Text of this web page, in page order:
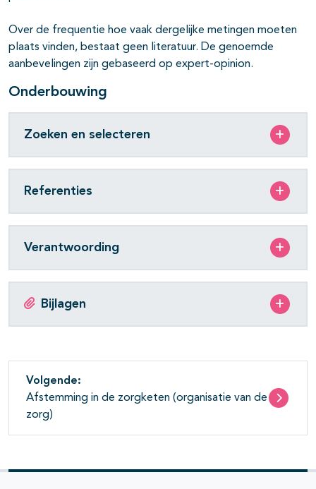
Over de frequentie hoe vaak dergelijke metingen moeten
plaats vinden, bestaat geen literatuur. De genoemde
aanbevelingen zijn gebaseerd op expert-opinion.
Onderbouwing
Zoeken en selecteren
Referenties
Verantwoording
Bijlagen
Volgende:
Afstemming in de zorgketen (organisatie van de
zorg)